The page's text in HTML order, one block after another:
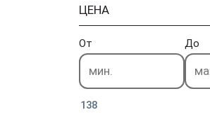
ЦЕНА
От До
138